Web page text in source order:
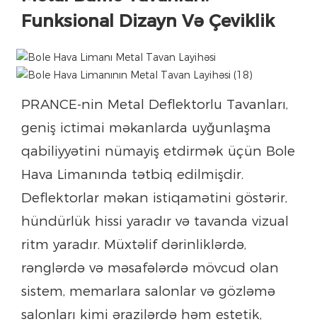
Funksional Dizayn Və Çeviklik
PRANCE-nin Metal Deflektorlu Tavanları,
geniş ictimai məkanlarda uyğunlaşma
qabiliyyətini nümayiş etdirmək üçün Bole
Hava Limanında tətbiq edilmişdir.
Deflektorlar məkan istiqamətini göstərir,
hündürlük hissi yaradır və tavanda vizual
ritm yaradır. Müxtəlif dərinliklərdə,
rənglərdə və məsafələrdə mövcud olan
sistem, memarlara salonlar və gözləmə
salonları kimi ərazilərdə həm estetik,